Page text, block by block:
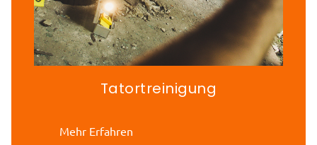
Tatortreinigung
Mehr Erfahren